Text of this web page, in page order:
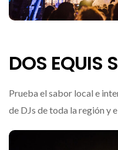
DOS EQUIS
Prueba el sabor local e
de DJs de toda la región y